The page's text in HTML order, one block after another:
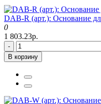
DAB-R (арт.): Основание
0
1 803.23р.
-
В корзину